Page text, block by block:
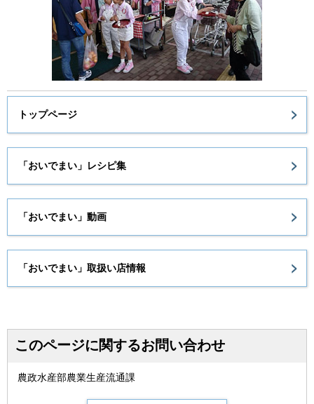
トップページ
「おいでまい」レシピ集
「おいでまい」動画
「おいでまい」取扱い店情報
このページに関するお問い合わせ
農政水産部農業生産流通課